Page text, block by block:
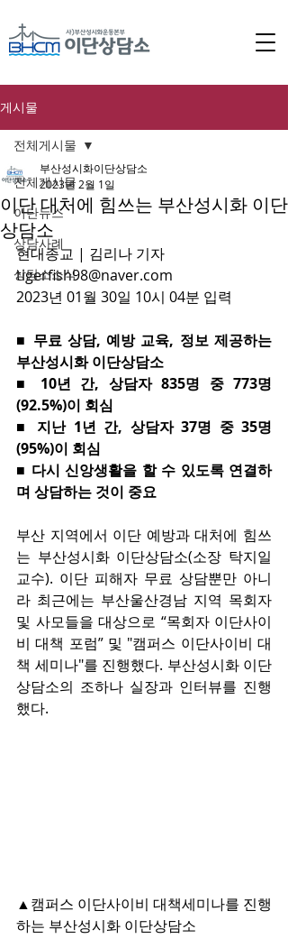
게시물
전체게시물
이단뉴스
상담사례
상담소소식
전체게시물
이단 대처에 힘쓰는 부산성시화 이단
상담소
부산성시화이단상담소
2023년 2월 1일
현대종교 | 김리나 기자
tigerfish98@naver.com
2023년 01월 30일 10시 04분 입력
■ 무료 상담, 예방 교육, 정보 제공하는
부산성시화 이단상담소
■ 10년 간, 상담자 835명 중 773명
(92.5%)이 회심
■ 지난 1년 간, 상담자 37명 중 35명
(95%)이 회심
■ 다시 신앙생활을 할 수 있도록 연결하
며 상담하는 것이 중요
부산 지역에서 이단 예방과 대처에 힘쓰
는 부산성시화 이단상담소(소장 탁지일
교수). 이단 피해자 무료 상담뿐만 아니
라 최근에는 부산울산경남 지역 목회자
및 사모들을 대상으로 “목회자 이단사이
비 대책 포럼” 및 "캠퍼스 이단사이비 대
책 세미나"를 진행했다. 부산성시화 이단
상담소의 조하나 실장과 인터뷰를 진행
했다.
▲캠퍼스 이단사이비 대책세미나를 진행
하는 부산성시화 이단상담소